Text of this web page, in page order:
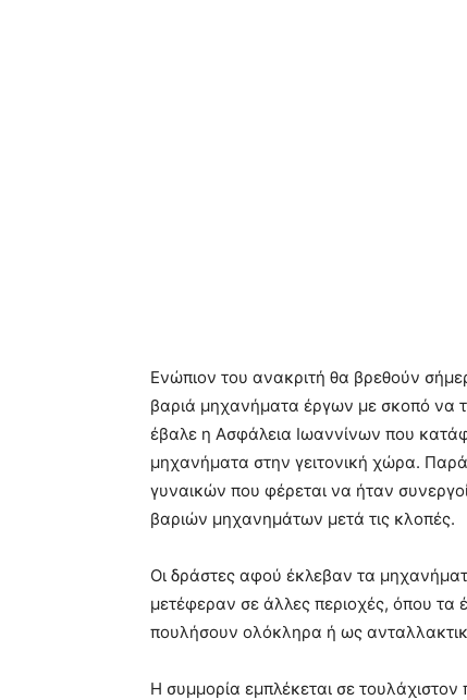
Ενώπιον του ανακριτή θα βρεθούν
βαριά μηχανήματα έργων με σκοπό να
έβαλε η Ασφάλεια Ιωαννίνων που
μηχανήματα στην γειτονική χώρα.
γυναικών που φέρεται να ήταν
βαριών μηχανημάτων μετά τις κλοπές.
Οι δράστες αφού έκλεβαν τα
μετέφεραν σε άλλες περιοχές, όπου
πουλήσουν ολόκληρα ή ως
Η συμμορία εμπλέκεται σε